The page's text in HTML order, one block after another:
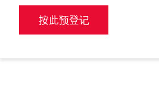
按此预登记